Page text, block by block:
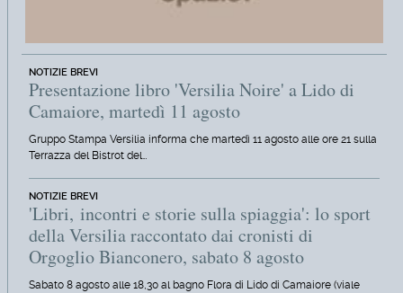
NOTIZIE BREVI
Presentazione libro 'Versilia Noire' a Lido di
Camaiore, martedì 11 agosto
Gruppo Stampa Versilia informa che martedì 11 agosto alle ore 21 sulla
Terrazza del Bistrot del…
NOTIZIE BREVI
'Libri, incontri e storie sulla spiaggia': lo sport
della Versilia raccontato dai cronisti di
Orgoglio Bianconero, sabato 8 agosto
Sabato 8 agosto alle 18,30 al bagno Flora di Lido di Camaiore (viale